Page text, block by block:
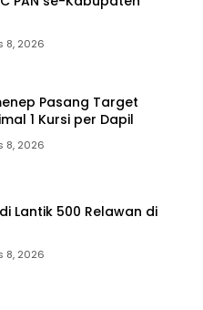
8, 2026
Pasang Target
1 Kursi per Dapil
8, 2026
Lantik 500 Relawan di
8, 2026